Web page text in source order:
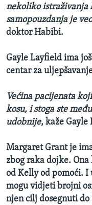
nekoliko istraživanja
samopouzdanja je
doktor Habibi.
Gayle Layfield ima
centar za
Većina pacijenata
kosu, i stoga ste
udobnije, kaže Gayle
Margaret Grant je
zbog raka dojke.
od Kelly od pomoći. I
mogu vidjeti brojni
njen cilj dosegnuti do